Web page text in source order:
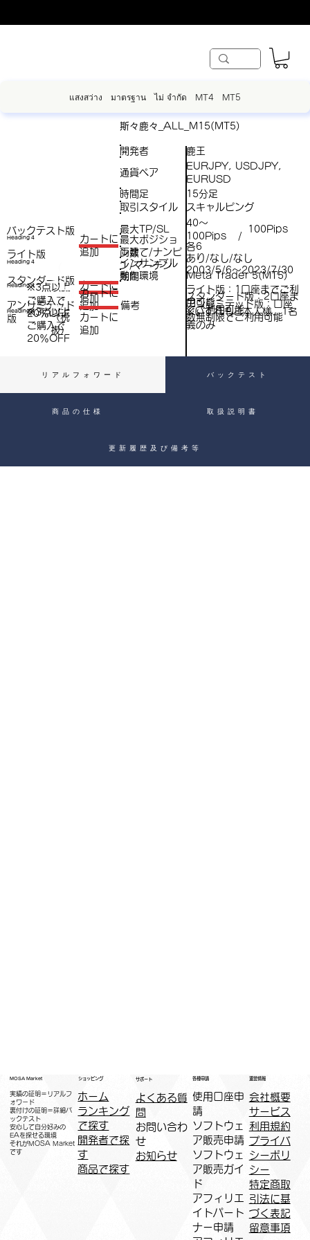
แสงสว่าง มาตรฐาน ไม่ จำกัด MT4 MT5
バックテスト版
スタンダード版
アンリミテッド
版
斯々鹿々_ALL_M15(MT5)
開発者 鹿王
最大ポジショ
ン数
各6
Heading 4
​カートに
追加
税
抜
）
Heading 4
​カートに
追加
Heading 4※3点以上
ご購入で​
20％OFF
（税
抜）
​カートに
追加
Heading 4
（税
抜）
※3点以上
ご購入で​
20％OFF
​カートに
追加
ライト版
通貨ペア
EURJPY, USDJPY,
EURUSD
取引スタイル スキャルピング
最大TP/SL
40～
100Pips
/
100Pips
両建て/ナンピ
ン/マーチン
あり/なし/なし
インサンプル
期間
2003/5/6～2023/7/30
動作環境 Meta Trader 5(MT5)
時間足 15分足
備考
ライト版：1口座までご利
用可能
スタンダード版：2口座ま
でご利用可能
アンリミテッド版：口座
数無制限でご利用可能
※いずれもご本人様、1名
義のみ
リアルフォワード バックテスト
商品の仕様 取扱説明書
更新履歴及び備考等
MOSA Market
実績の証明＝リアルフ
ォワード
裏付けの証明＝詳細バ
ックテスト
安心して自分好みの
EAを探せる環境
​それがMOSA Market
です
ショッピング
ホーム
ランキング
で探す
開発者で探
す
商品で探す
サポート
よくある質
問
お問い合わ
せ
お知らせ
各種申請
​使用口座申
請
ソフトウェ
ア販売申請
ソフトウェ
ア販売ガイ
ド
アフィリエ
イトパート
ナー申請​
運営情報
会社概要
サービス
利用規約
プライバ
シーポリ
シー
特定商取
引法に基
づく表記
​留意事項